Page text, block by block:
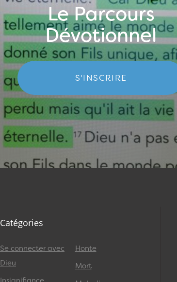
Le Parcours
Dévotionnel
S'INSCRIRE
Catégories
Se connecter avec
Dieu
Honte
Mort